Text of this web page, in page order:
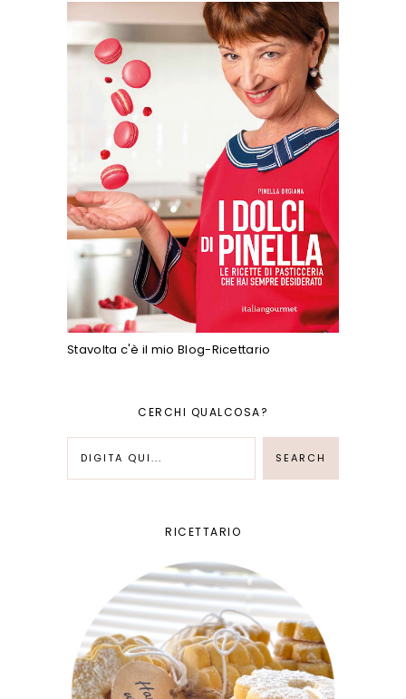
Stavolta c'è il mio Blog-Ricettario
CERCHI QUALCOSA?
RICETTARIO